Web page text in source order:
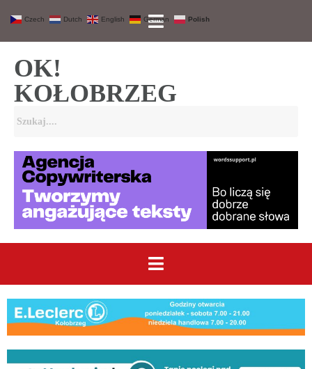
OK!
KOŁOBRZEG
Czech Dutch English German Polish